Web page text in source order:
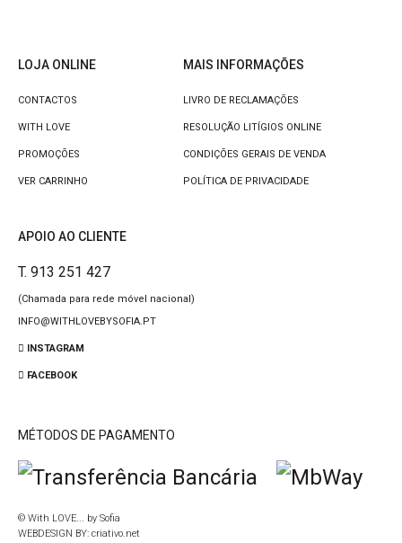
LOJA ONLINE
CONTACTOS
WITH LOVE
PROMOÇÕES
VER CARRINHO
MAIS INFORMAÇÕES
LIVRO DE RECLAMAÇÕES
RESOLUÇÃO LITÍGIOS ONLINE
CONDIÇÕES GERAIS DE VENDA
POLÍTICA DE PRIVACIDADE
APOIO AO CLIENTE
T. 913 251 427
(Chamada para rede móvel nacional)
INFO@WITHLOVEBYSOFIA.PT
INSTAGRAM
FACEBOOK
MÉTODOS DE PAGAMENTO
© With LOVE... by Sofia
WEBDESIGN BY: criativo.net